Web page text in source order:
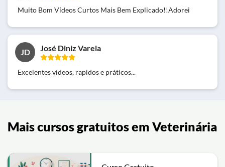
Muito Bom Vídeos Curtos Mais Bem Explicado!!Adorei
JD José Diniz Varela
Excelentes vídeos, rapidos e práticos...
Mais cursos gratuitos em Veterinária